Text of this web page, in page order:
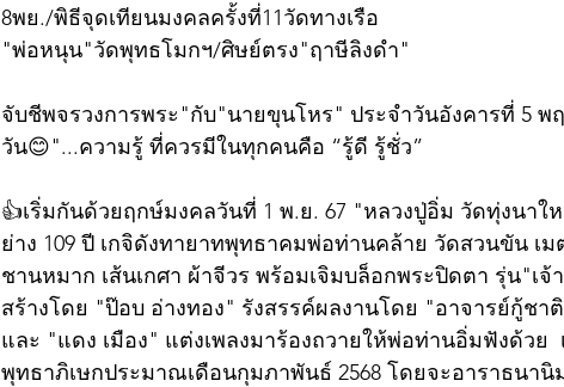
8พย./พิธีจุดเทียนมงคลครั้งที่11วัดทางเรือ
"พ่อหนุน"วัดพุทธโมกฯ/ศิษย์ตรง"ฤาษีลิงดำ"
จับชีพจรวงการพระ"กับ"นายขุนโหร" ประจำวันอังคารที่ 5 พ
วัน😊"...ความรู้ ที่ควรมีในทุกคนคือ “รู้ดี รู้ชั่ว”
👍เริ่มกันด้วยฤกษ์มงคลวันที่ 1 พ.ย. 67 "หลวงปู่อิ่ม วัดทุ่งนา
ย่าง 109 ปี เกจิดังทายาทพุทธาคมพ่อท่านคล้าย วัดสวนขัน เ
ชานหมาก เส้นเกศา ผ้าจีวร พร้อมเจิมบล็อกพระปิดตา รุ่น"เ
สร้างโดย "ป๊อบ อ่างทอง" รังสรรค์ผลงานโดย "อาจารย์กู้ชา
และ "แดง เมือง" แต่งเพลงมาร้องถวายให้พ่อท่านอิ่มฟังด้วย
พุทธาภิเษกประมาณเดือนกุมภาพันธ์ 2568 โดยจะอาราธนา